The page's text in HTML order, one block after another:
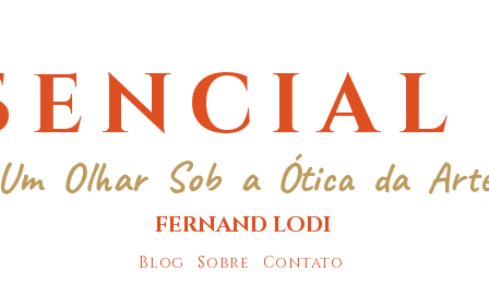
Olhar Sob a Ótica da
FERNAND LODI
Blog Sobre Contato